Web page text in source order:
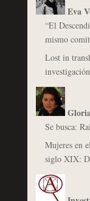
Eva
“El
mismo
Lost in
Se busca:
Mujeres en
siglo XIX: